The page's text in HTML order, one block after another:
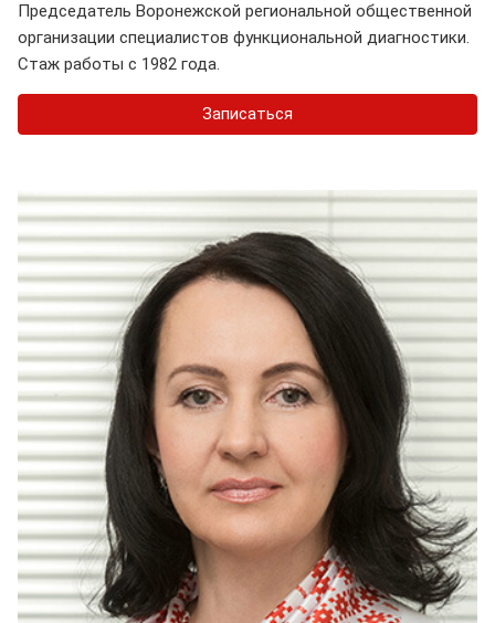
Председатель Воронежской региональной общественной
организации специалистов функциональной диагностики.
Стаж работы с 1982 года.
Записаться